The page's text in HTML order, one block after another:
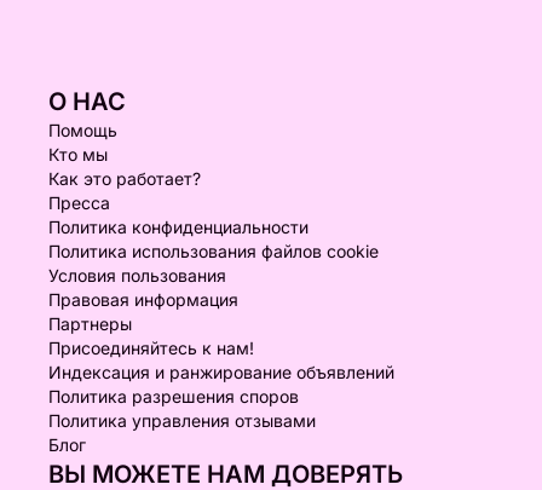
О НАС
Помощь
Кто мы
Как это работает?
Пресса
Политика конфиденциальности
Политика использования файлов cookie
Условия пользования
Правовая информация
Партнеры
Присоединяйтесь к нам!
Индексация и ранжирование объявлений
Политика разрешения споров
Политика управления отзывами
Блог
ВЫ МОЖЕТЕ НАМ ДОВЕРЯТЬ